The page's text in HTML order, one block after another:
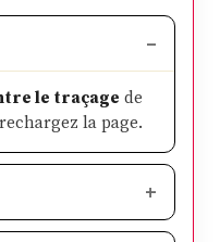
le traçage de
la page.